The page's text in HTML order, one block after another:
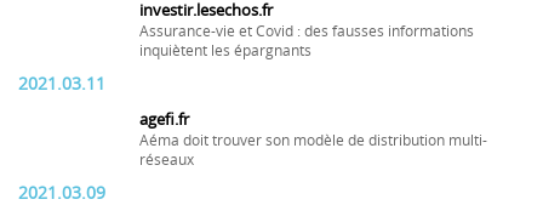
investir.lesechos.fr
Assurance-vie et Covid : des fausses informations
inquiètent les épargnants
2021.03.11
agefi.fr
Aéma doit trouver son modèle de distribution multi-
réseaux
2021.03.09